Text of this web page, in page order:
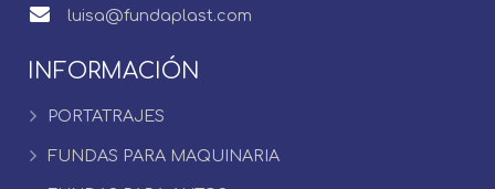
luisa@fundaplast.com
INFORMACIÓN
PORTATRAJES
FUNDAS PARA MAQUINARIA